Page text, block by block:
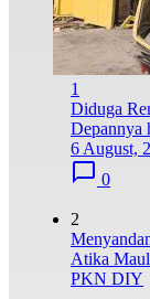
1
Diduga
Depannya
6 August,
0
2
Atika
PKN DIY